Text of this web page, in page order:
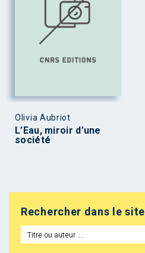
Olivia Aubriot
L’Eau, miroir d’une
société
Rechercher dans le site